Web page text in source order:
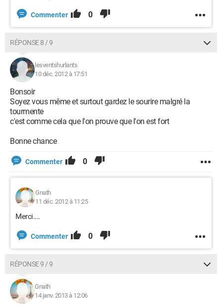
Commenter 0
RÉPONSE 8 / 9
lesventshurlants
10 déc. 2012 à 17:51
Bonsoir
Soyez vous même et surtout gardez le sourire malgré la
tourmente
c'est comme cela que l'on prouve que l'on est fort
Bonne chance
Commenter 0
Gnath
11 déc. 2012 à 11:25
Merci....
Commenter 0
RÉPONSE 9 / 9
Gnath
14 janv. 2013 à 12:06